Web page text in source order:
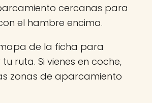
cercanas para
el hambre encima.
de la ficha para
ruta. Si vienes en coche,
zonas de aparcamiento